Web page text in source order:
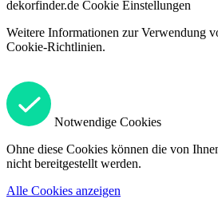
dekorfinder.de Cookie Einstellungen
Weitere Informationen zur Verwendung
Cookie-Richtlinien.
Notwendige Cookies
Ohne diese Cookies können die von
nicht bereitgestellt werden.
Alle Cookies anzeigen